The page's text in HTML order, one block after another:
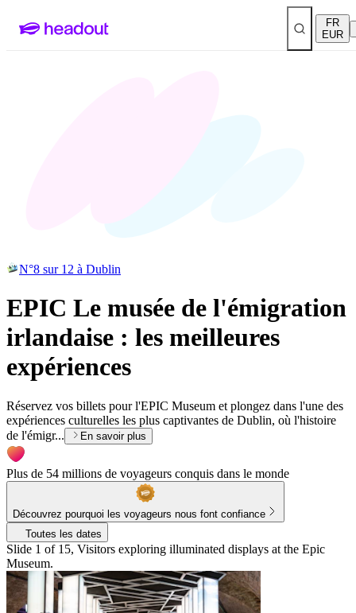
FR
EUR
N°8 sur 12 à Dublin
EPIC Le musée de l'émigration
irlandaise : les meilleures
expériences
Réservez vos billets pour l'EPIC Museum et plongez dans l'une des
expériences culturelles les plus captivantes de Dublin, où l'histoire
de l'émigr...
En savoir plus
Plus de 54 millions de voyageurs conquis dans le monde
Découvrez pourquoi les voyageurs nous font confiance
Toutes les dates
Slide 1 of 15, Visitors exploring illuminated displays at the Epic
Museum.